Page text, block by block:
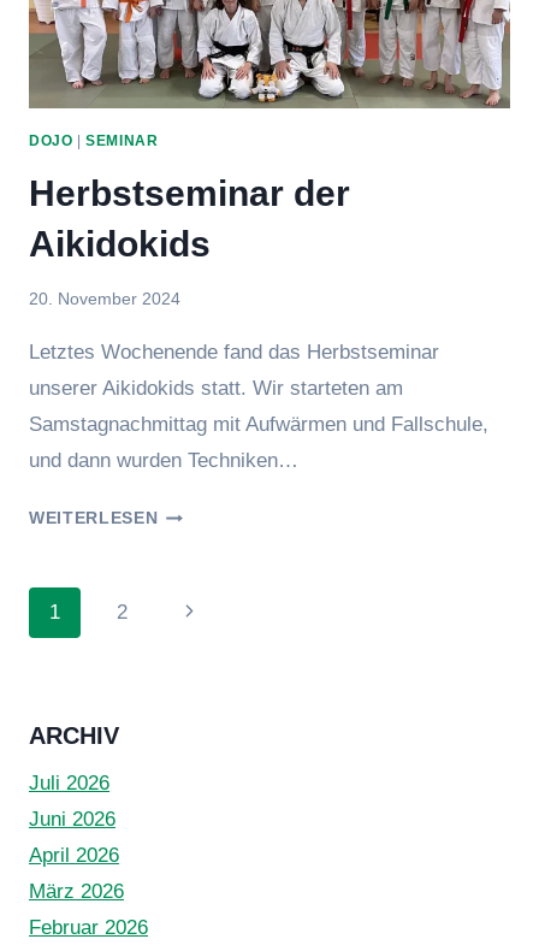
DOJO |SEMINAR
Herbstseminar der
Aikidokids
Von
Raufer
20. November 2024
Letztes Wochenende fand das Herbstseminar
unserer Aikidokids statt. Wir starteten am
Samstagnachmittag mit Aufwärmen und Fallschule,
und dann wurden Techniken…
WEITERLESENHERBSTSEMINAR
Seitennavigation
1 2
Nächste
ARCHIV
Juli 2026
Juni 2026
April 2026
März 2026
Februar 2026